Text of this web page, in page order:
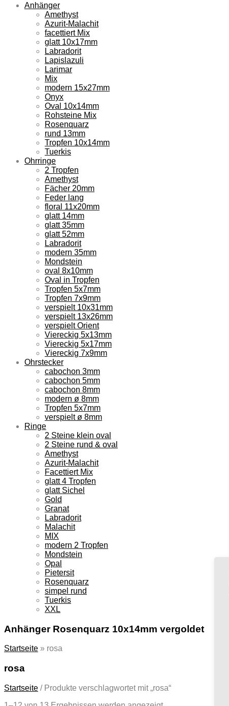
Anhänger
Amethyst
Azurit-Malachit
facettiert Mix
glatt 10x17mm
Labradorit
Lapislazuli
Larimar
Mix
modern 15x27mm
Onyx
Oval 10x14mm
Rohsteine Mix
Rosenquarz
rund 13mm
Tropfen 10x14mm
Tuerkis
Ohrringe
2 Tropfen
Amethyst
Fächer 20mm
Feder lang
floral 11x20mm
glatt 14mm
glatt 35mm
glatt 52mm
Labradorit
modern 35mm
Mondstein
oval 8x10mm
Oval in Tropfen
Tropfen 5x7mm
Tropfen 7x9mm
verspielt 10x31mm
verspielt 13x26mm
verspielt Orient
Viereckig 5x13mm
Viereckig 5x17mm
Viereckig 7x9mm
Ohrstecker
cabochon 3mm
cabochon 5mm
cabochon 8mm
modern ø 8mm
Tropfen 5x7mm
verspielt ø 8mm
Ringe
2 Steine klein oval
2 Steine rund & oval
Amethyst
Azurit-Malachit
Facettiert Mix
glatt 4 Tropfen
glatt Sichel
Gold
Granat
Labradorit
Malachit
MIX
modern 2 Tropfen
Mondstein
Opal
Pietersit
Rosenquarz
simpel rund
Tuerkis
XXL
Anhänger Rosenquarz 10x14mm vergoldet
Startseite » rosa
rosa
Startseite / Produkte verschlagwortet mit „rosa“